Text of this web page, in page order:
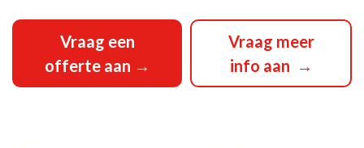
Vraag een
offerte aan →
Vraag meer
info aan →